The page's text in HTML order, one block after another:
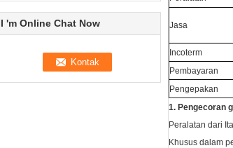
I 'm Online Chat Now Jasa
Incoterm
Pembayaran
Pengepakan
1. Pengecoran
Peralatan dari
Khusus dalam